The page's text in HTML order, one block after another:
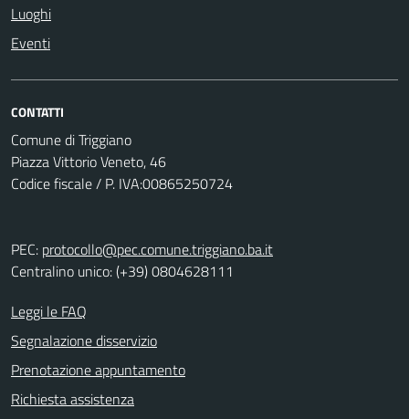
Luoghi
Eventi
CONTATTI
Comune di Triggiano
Piazza Vittorio Veneto, 46
Codice fiscale / P. IVA:00865250724
PEC: protocollo@pec.comune.triggiano.ba.it
Centralino unico: (+39) 0804628111
Leggi le FAQ
Segnalazione disservizio
Prenotazione appuntamento
Richiesta assistenza